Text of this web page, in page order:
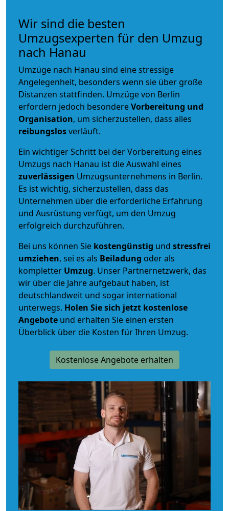
Wir sind die besten
Umzugsexperten für den Umzug
nach Hanau
Umzüge nach Hanau sind eine stressige
Angelegenheit, besonders wenn sie über große
Distanzen stattfinden. Umzüge von Berlin
erfordern jedoch besondereVorbereitung und
Organisation, um sicherzustellen, dass alles
reibungslosverläuft.
Ein wichtiger Schritt bei der Vorbereitung eines
Umzugs nach Hanau ist die Auswahl eines
zuverlässigen Umzugsunternehmens in Berlin.
Es ist wichtig, sicherzustellen, dass das
Unternehmen über die erforderliche Erfahrung
und Ausrüstung verfügt, um den Umzug
erfolgreich durchzuführen.
Bei uns können Sie kostengünstig und stressfrei
umziehen, sei es als Beiladung oder als
kompletter Umzug. Unser Partnernetzwerk, das
wir über die Jahre aufgebaut haben, ist
deutschlandweit und sogar international
unterwegs. Holen Sie sich jetzt kostenlose
Angebote und erhalten Sie einen ersten
Überblick über die Kosten für Ihren Umzug.
Kostenlose Angebote erhalten